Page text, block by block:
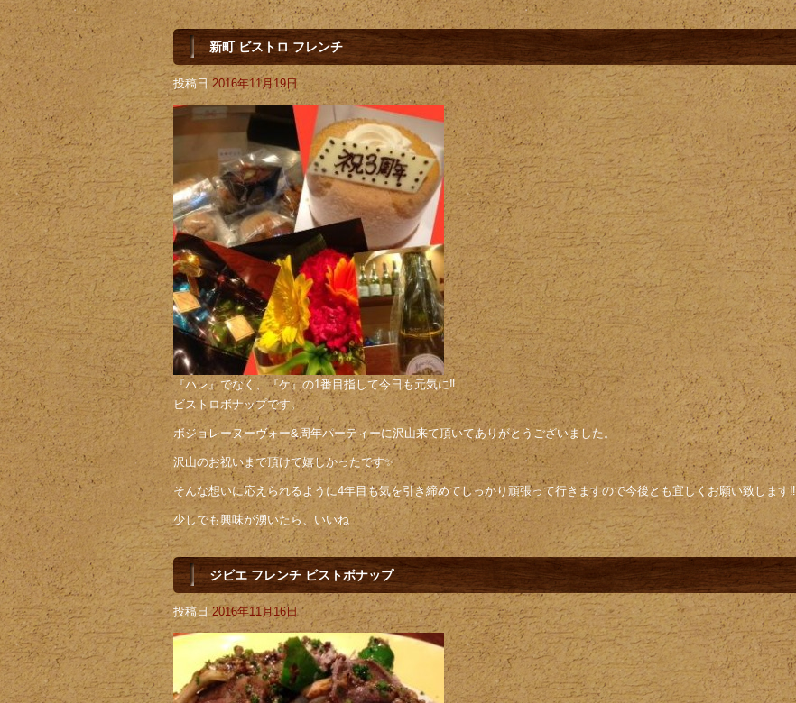
新町 ビストロ フレンチ
投稿日 2016年11月19日
『ハレ』でなく、『ケ』の1番目指して今日も元気に‼️
ビストロボナップです。
ボジョレーヌーヴォー&周年パーティーに沢山来て頂いてありがとうございました。
沢山のお祝いまで頂けて嬉しかったです✨
そんな想いに応えられるように4年目も気を引き締めてしっかり頑張って行きますので今後とも宜しくお願い致します‼️
少しでも興味が湧いたら、いいね
ジビエ フレンチ ビストボナップ
投稿日 2016年11月16日